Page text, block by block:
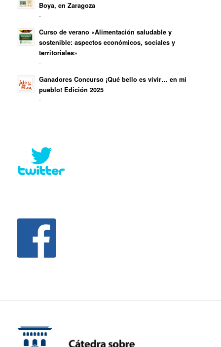
Boya, en Zaragoza
-
Curso de verano «Alimentación saludable y
sostenible: aspectos económicos, sociales y
territoriales»
-
Ganadores Concurso ¡Qué bello es vivir… en mi
pueblo! Edición 2025
-